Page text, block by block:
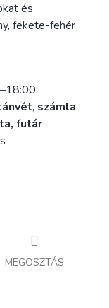
és
fekete-fehér
, számla
futár
MEGOSZTÁS